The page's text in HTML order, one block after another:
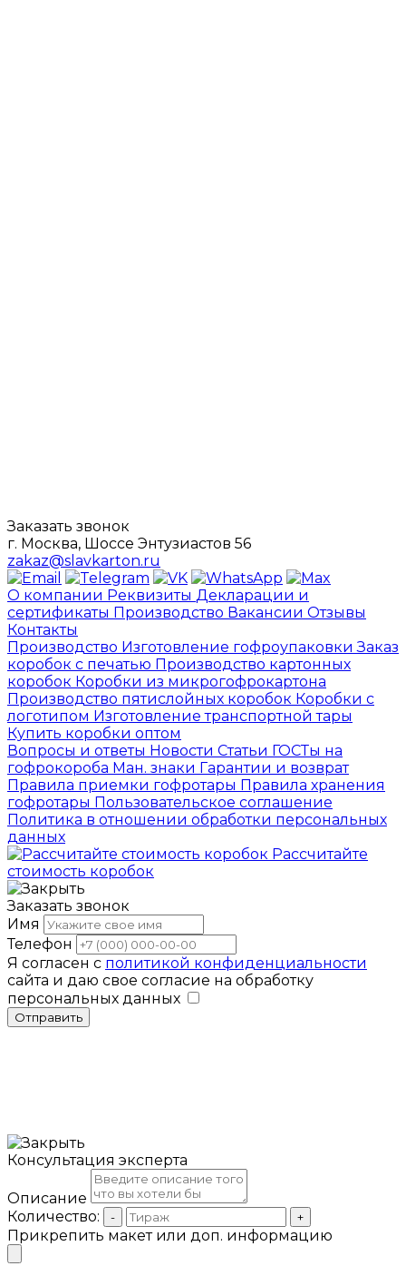
Заказать звонок
г. Москва, Шоссе Энтузиастов 56
zakaz@slavkarton.ru
О компании Реквизиты Декларации и
сертификаты Производство Вакансии Отзывы
Контакты
Производство Изготовление гофроупаковкиЗаказ
коробок с печатью Производство картонных
коробок Коробки из микрогофрокартона
Производство пятислойных коробок Коробки с
логотипом Изготовление транспортной тары
Купить коробки оптом
Вопросы и ответы Новости Статьи ГОСТы на
гофрокороба Ман. знаки Гарантии и возврат
Правила приемки гофротары Правила хранения
гофротары Пользовательское соглашение
Политика в отношении обработки персональных
данных
Рассчитайте
стоимость коробок
Заказать звонок
Имя
Телефон
Я согласен с политикой конфиденциальности
сайта и даю свое согласие на обработку
персональных данных
Отправить
Консультация эксперта
Описание
Количество:
- +
Прикрепить макет или доп. информацию